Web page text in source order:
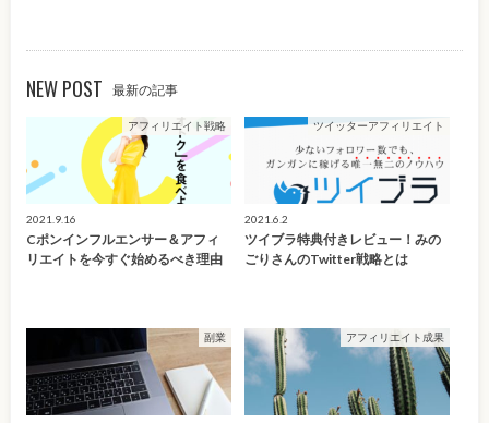
NEW POST 最新の記事
アフィリエイト戦略
2021.9.16
Cポンインフルエンサー＆アフィ
リエイトを今すぐ始めるべき理由
ツイッターアフィリエイト
2021.6.2
ツイブラ特典付きレビュー！みの
ごりさんのTwitter戦略とは
副業 アフィリエイト成果